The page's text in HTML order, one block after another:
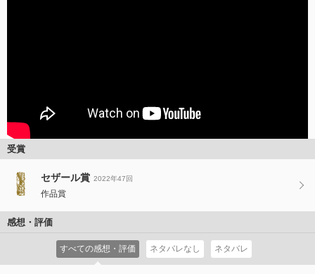
受賞
セザール賞 2022年47回
作品賞
感想・評価
すべての感想・評価 ネタバレなし ネタバレ